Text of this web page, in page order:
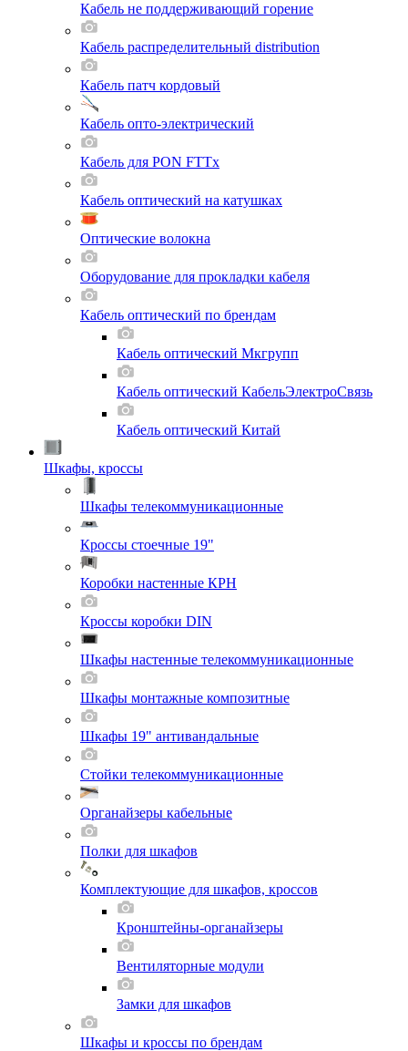
Кабель не поддерживающий горение
Кабель распределительный distribution
Кабель патч кордовый
Кабель опто-электрический
Кабель для PON FTTx
Кабель оптический на катушках
Оптические волокна
Оборудование для прокладки кабеля
Кабель оптический по брендам
Кабель оптический Мкгрупп
Кабель оптический КабельЭлектроСвязь
Кабель оптический Китай
Шкафы, кроссы
Шкафы телекоммуникационные
Кроссы стоечные 19"
Коробки настенные КРН
Кроссы коробки DIN
Шкафы настенные телекоммуникационные
Шкафы монтажные композитные
Шкафы 19" антивандальные
Стойки телекоммуникационные
Органайзеры кабельные
Полки для шкафов
Комплектующие для шкафов, кроссов
Кронштейны-органайзеры
Вентиляторные модули
Замки для шкафов
Шкафы и кроссы по брендам